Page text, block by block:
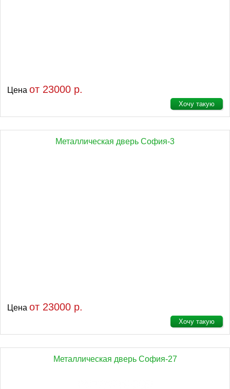
Цена от 23000 р.
Хочу такую
Металлическая дверь София-3
Цена от 23000 р.
Хочу такую
Металлическая дверь София-27